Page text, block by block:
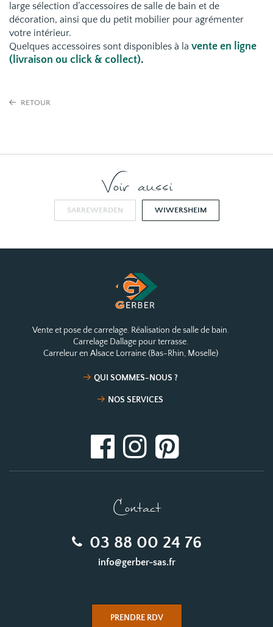
large sélection d’accessoires de salle de bain et de
décoration, ainsi que du petit mobilier pour agrémenter
votre intérieur.
Quelques accessoires sont disponibles à la vente en ligne
(livraison ou click & collect).
RETOUR
Voir aussi
SARREWERDEN WIWERSHEIM
Vente et pose de carrelage. Réalisation de salle de bain.
Carrelage Dallage pour terrasse.
Carreleur en Alsace Lorraine (Bas-Rhin, Moselle)
QUI SOMMES-NOUS ?
NOS SERVICES
Contact
03 88 00 24 76
info@gerber-sas.fr
PRENDRE RDV